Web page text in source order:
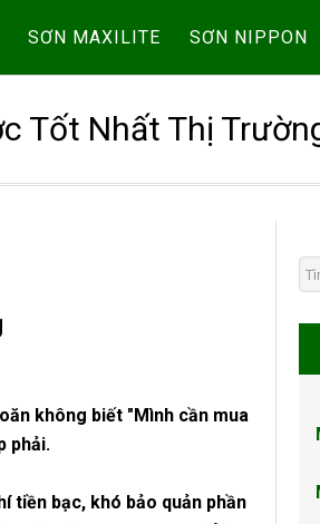
SƠN MAXILITE SƠN NIPPON
Tốt Nhất Thị
không biết "Mình cần mua
phải.
tiền bạc, khó bảo quản phần